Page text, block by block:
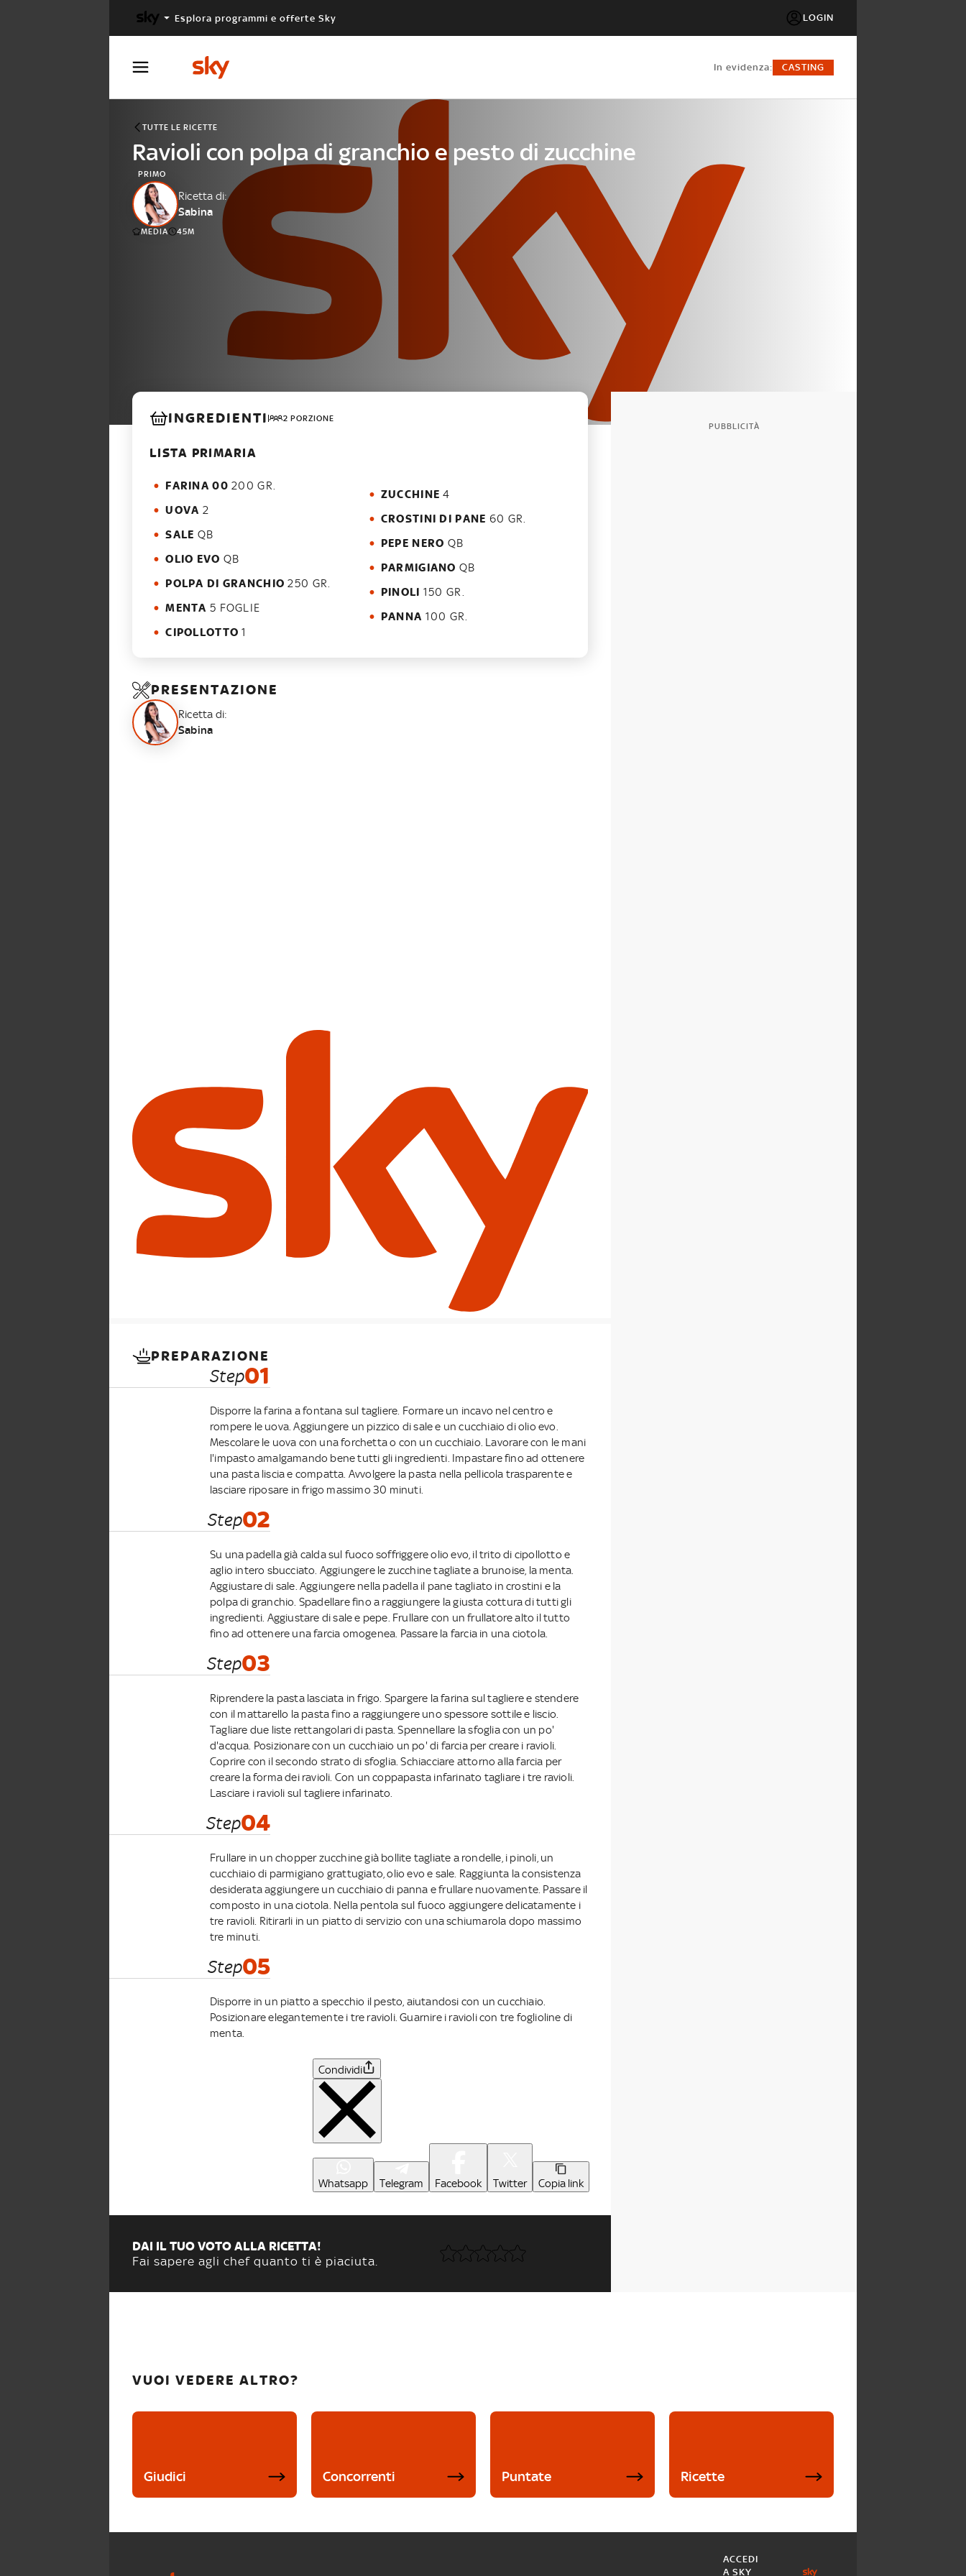
Esplora programmi e offerte Sky LOGIN
in evidenza: CASTING
TUTTE LE RICETTE
Ravioli con polpa di granchio e pesto di zucchine
PRIMO
Ricetta di:
Sabina
MEDIA 45M
INGREDIENTI 2 PORZIONE
LISTA PRIMARIA
FARINA 00 200 GR.
UOVA 2
SALE QB
OLIO EVO QB
POLPA DI GRANCHIO 250 GR.
MENTA 5 FOGLIE
CIPOLLOTTO 1
ZUCCHINE 4
CROSTINI DI PANE 60 GR.
PEPE NERO QB
PARMIGIANO QB
PINOLI 150 GR.
PANNA 100 GR.
PRESENTAZIONE
Ricetta di:
Sabina
PREPARAZIONE
Step01
Disporre la farina a fontana sul tagliere. Formare un incavo nel centro e
rompere le uova. Aggiungere un pizzico di sale e un cucchiaio di olio evo.
Mescolare le uova con una forchetta o con un cucchiaio. Lavorare con le mani
l'impasto amalgamando bene tutti gli ingredienti. Impastare fino ad ottenere
una pasta liscia e compatta. Avvolgere la pasta nella pellicola trasparente e
lasciare riposare in frigo massimo 30 minuti.
Step02
Su una padella già calda sul fuoco soffriggere olio evo, il trito di cipollotto e
aglio intero sbucciato. Aggiungere le zucchine tagliate a brunoise, la menta.
Aggiustare di sale. Aggiungere nella padella il pane tagliato in crostini e la
polpa di granchio. Spadellare fino a raggiungere la giusta cottura di tutti gli
ingredienti. Aggiustare di sale e pepe. Frullare con un frullatore alto il tutto
fino ad ottenere una farcia omogenea. Passare la farcia in una ciotola.
Step03
Riprendere la pasta lasciata in frigo. Spargere la farina sul tagliere e stendere
con il mattarello la pasta fino a raggiungere uno spessore sottile e liscio.
Tagliare due liste rettangolari di pasta. Spennellare la sfoglia con un po'
d'acqua. Posizionare con un cucchiaio un po' di farcia per creare i ravioli.
Coprire con il secondo strato di sfoglia. Schiacciare attorno alla farcia per
creare la forma dei ravioli. Con un coppapasta infarinato tagliare i tre ravioli.
Lasciare i ravioli sul tagliere infarinato.
Step04
Frullare in un chopper zucchine già bollite tagliate a rondelle, i pinoli, un
cucchiaio di parmigiano grattugiato, olio evo e sale. Raggiunta la consistenza
desiderata aggiungere un cucchiaio di panna e frullare nuovamente. Passare il
composto in una ciotola. Nella pentola sul fuoco aggiungere delicatamente i
tre ravioli. Ritirarli in un piatto di servizio con una schiumarola dopo massimo
tre minuti.
Step05
Disporre in un piatto a specchio il pesto, aiutandosi con un cucchiaio.
Posizionare elegantemente i tre ravioli. Guarnire i ravioli con tre foglioline di
menta.
Condividi
Whatsapp Telegram Facebook Twitter Copia link
DAI IL TUO VOTO ALLA RICETTA!
Fai sapere agli chef quanto ti è piaciuta.
PUBBLICITÀ
VUOI VEDERE ALTRO?
Giudici Concorrenti Puntate Ricette
ACCEDI
A SKY